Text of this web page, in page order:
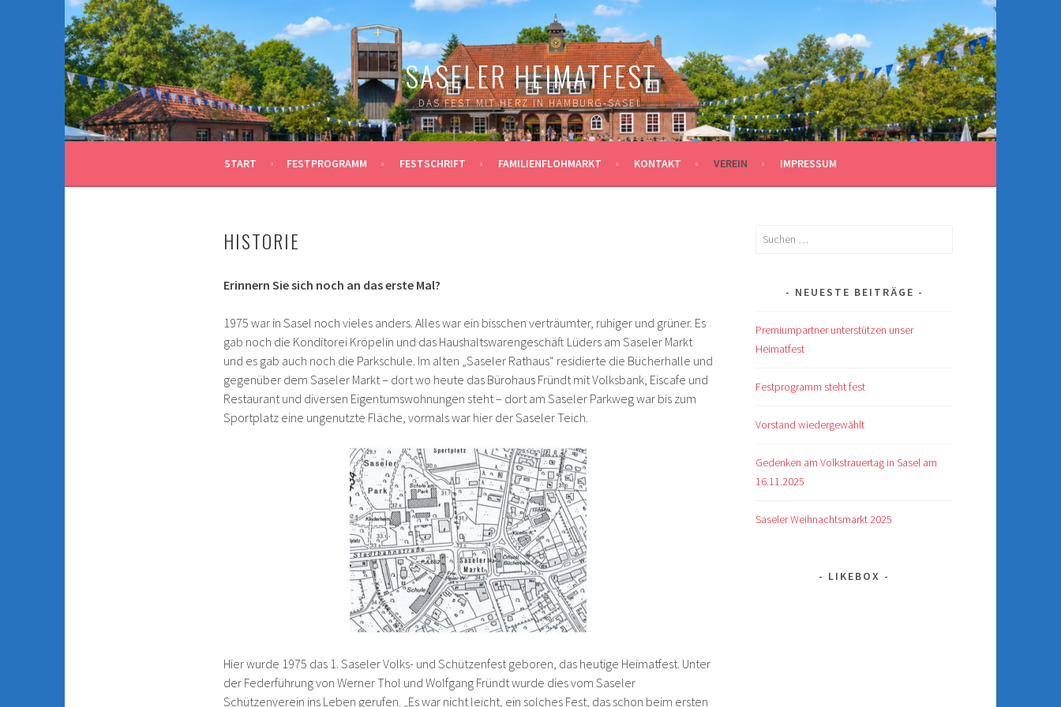
Springe
zum
Inhalt
SASELER HEIMATFEST
DAS FEST MIT HERZ IN HAMBURG-SASEL
START FESTPROGRAMM FESTSCHRIFT FAMILIENFLOHMARKT KONTAKT VEREIN IMPRESSUM
HISTORIE
Erinnern Sie sich noch an das erste Mal?
1975 war in Sasel noch vieles anders. Alles war ein bisschen verträumter, ruhiger und grüner. Es
gab noch die Konditorei Kröpelin und das Haushaltswarengeschäft Lüders am Saseler Markt
und es gab auch noch die Parkschule. Im alten „Saseler Rathaus“ residierte die Bücherhalle und
gegenüber dem Saseler Markt – dort wo heute das Bürohaus Fründt mit Volksbank, Eiscafe und
Restaurant und diversen Eigentumswohnungen steht – dort am Saseler Parkweg war bis zum
Sportplatz eine ungenutzte Fläche, vormals war hier der Saseler Teich.
Hier wurde 1975 das 1. Saseler Volks- und Schützenfest geboren, das heutige Heimatfest. Unter
der Federführung von Werner Thol und Wolfgang Fründt wurde dies vom Saseler
Schützenverein ins Leben gerufen. „Es war nicht leicht, ein solches Fest, das schon beim ersten
Suchen
NEUESTE BEITRÄGE
Premiumpartner unterstützen unser
Heimatfest
Festprogramm steht fest
Vorstand wiedergewählt
Gedenken am Volkstrauertag in Sasel am
16.11.2025
Saseler Weihnachtsmarkt 2025
LIKEBOX